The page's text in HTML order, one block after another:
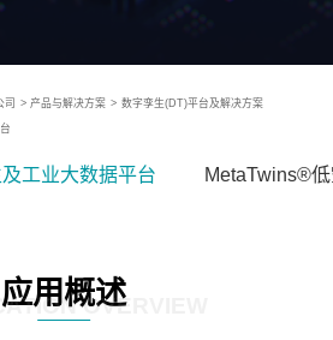
> 产品与解决方案 > 数字孪生(DT)平台及解决方案
工业大数据平台 MetaTwins®
应用概述OVERVIEW